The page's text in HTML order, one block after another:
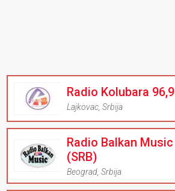
Radio Kolubara 96,9
Lajkovac ,Srbija
Radio Balkan Music
(SRB)
Beograd ,Srbija